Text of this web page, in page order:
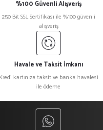
%100 Güvenli Alışveriş
250 Bit SSL Sertifikası ile %100 güvenli
alışveriş
Havale ve Taksit İmkanı
Kredi kartınıza taksit ve banka havalesi
ile ödeme